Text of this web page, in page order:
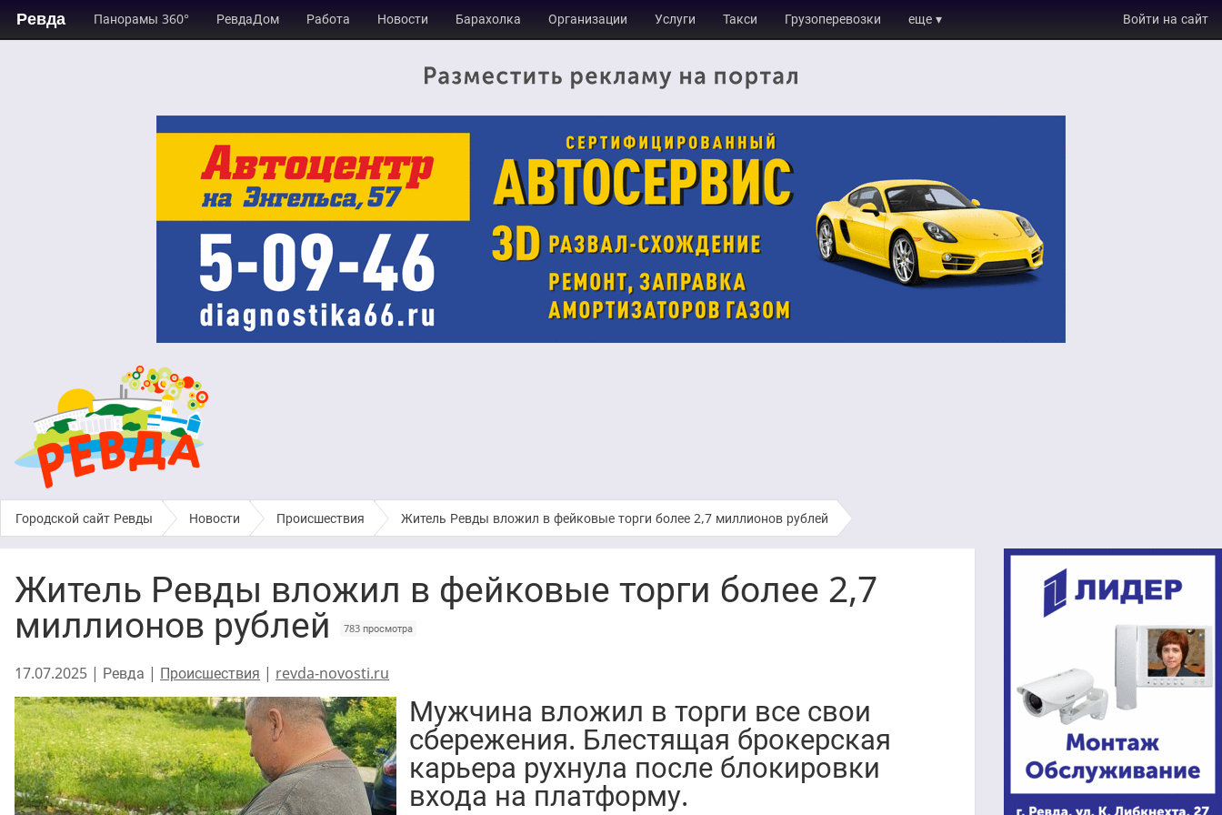
Городской сайт Ревды › Новости › Происшествия › Житель Ревды вложил в фейковые торги более 2,7 миллионов рублей
Житель Ревды вложил в фейковые торги более 2,7
миллионов рублей 783 просмотра
17.07.2025 | Ревда | Происшествия | revda-novosti.ru
Мужчина вложил в торги все свои
сбережения. Блестящая брокерская
карьера рухнула после блокировки
входа на платформу.
Войти на сайт
Ревда Панорамы 360° РевдаДом Работа Новости Барахолка Организации Услуги Такси Грузоперевозки еще ▾